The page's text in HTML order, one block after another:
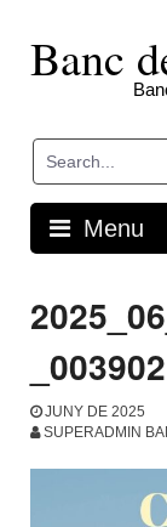
contentBanc
Menu
_003902
JUNY DE 2025
SUPERADMIN